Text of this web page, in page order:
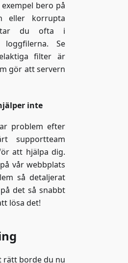
bero på
eller korrupta
du ofta i
loggfilerna. Se
filter är
gör att servern
inte
problem efter
supportteam
att hjälpa dig.
på vår webbplats
så detaljerat
det så snabbt
lösa det!
rätt borde du nu